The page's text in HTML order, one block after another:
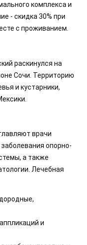
комплекса и
- скидка 30% при
с проживанием.
раскинулся на
Сочи. Территорию
и кустарники,
врачи
опорно-
а также
Лечебная
и